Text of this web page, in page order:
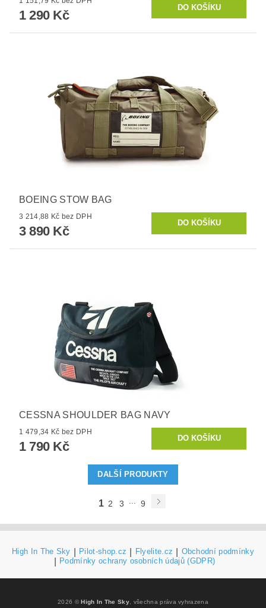
1 290 Kč
BOEING STOW BAG
3 214,88 Kč bez DPH
3 890 Kč
CESSNA SHOULDER BAG NAVY
1 479,34 Kč bez DPH
1 790 Kč
DALŠÍ PRODUKTY
1 2 3 ... 9
High In The Sky Pilot-shop.cz Flyelite.cz Obchodní podmínky
Podmínky ochrany osobních údajů (GDPR)
2026 ©High In The Sky, všechna práva vyhrazena